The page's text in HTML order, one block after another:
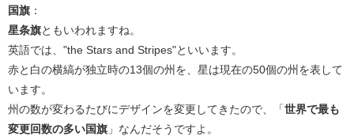
国旗 ：
星条旗 ともいわれますね。
英語では、"the Stars and Stripes"といいます。
赤と白の横縞が独立時の13個の州を、星は現在の50個の州を表して
います。
州の数が変わるたびにデザインを変更してきたので、「世界で最も
変更回数の多い国旗 」なんだそうですよ。